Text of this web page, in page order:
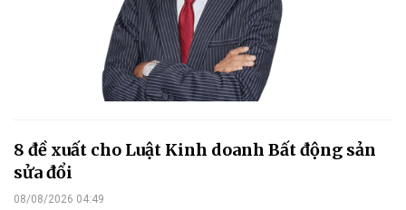
8 đề xuất cho Luật Kinh doanh Bất động sản
sửa đổi
08/08/2026 04:49